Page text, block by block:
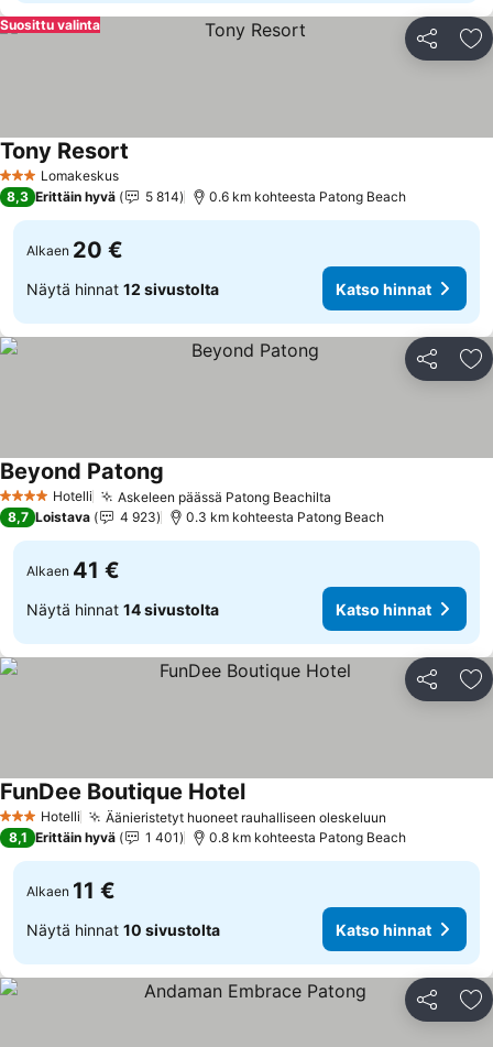
Jaa
Suosittu valinta
3 Tähtiluokitus
Lomakeskus
Tony Resort
8,3 Erittäin hyvä 5 814 0.6 km kohteesta Patong Beach
Alkaen 20 €
Näytä hinnat 12 sivustolta Katso hinnat
Jaa
4 Tähtiluokitus
Hotelli Askeleen päässä Patong Beachilta
Beyond Patong
8,7 Loistava 4 923 0.3 km kohteesta Patong Beach
Alkaen 41 €
Näytä hinnat 14 sivustolta Katso hinnat
Jaa
3 Tähtiluokitus
Hotelli Äänieristetyt huoneet rauhalliseen oleskeluun
FunDee Boutique Hotel
8,1 Erittäin hyvä 1 401 0.8 km kohteesta Patong Beach
Alkaen 11 €
Näytä hinnat 10 sivustolta Katso hinnat
Jaa